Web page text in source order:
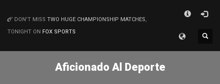
MATCHES
DON'T MISS TWO HUGE CHAMPIONSHIP MATCHES,
TONIGHT ON FOX SPORTS
Aficionado Al Deporte